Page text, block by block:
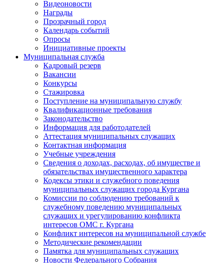
Видеоновости
Награды
Прозрачный город
Календарь событий
Опросы
Инициативные проекты
Муниципальная служба
Кадровый резерв
Вакансии
Конкурсы
Стажировка
Поступление на муниципальную службу
Квалификационные требования
Законодательство
Информация для работодателей
Аттестация муниципальных служащих
Контактная информация
Учебные учреждения
Сведения о доходах, расходах, об имуществе и
обязательствах имущественного характера
Кодексы этики и служебного поведения
муниципальных служащих города Кургана
Комиссии по соблюдению требований к
служебному поведению муниципальных
служащих и урегулированию конфликта
интересов ОМС г. Кургана
Конфликт интересов на муниципальной службе
Методические рекомендации
Памятка для муниципальных служащих
Новости Федерального Cобрания